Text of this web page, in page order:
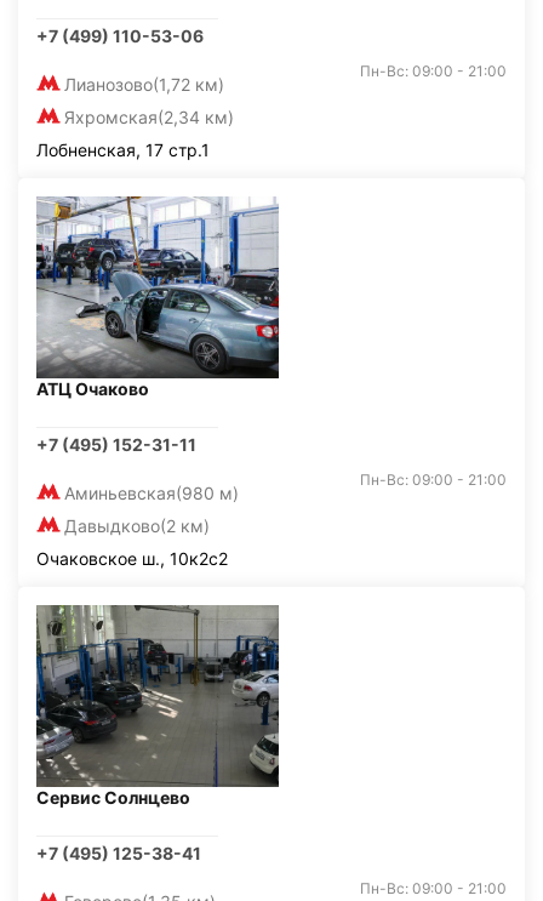
+7 (499) 110-53-06
Лианозово(1,72 км)
Яхромская(2,34 км)
Пн-Вс: 09:00 - 21:00
Лобненская, 17 стр.1
АТЦ Очаково
+7 (495) 152-31-11
Аминьевская(980 м)
Давыдково(2 км)
Пн-Вс: 09:00 - 21:00
Очаковское ш., 10к2с2
Сервис Солнцево
+7 (495) 125-38-41
Пн-Вс: 09:00 - 21:00